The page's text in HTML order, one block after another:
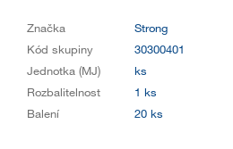
Značka
Strong
Kód skupiny
30300401
Jednotka (MJ)
ks
Rozbalitelnost
1 ks
Balení
20 ks